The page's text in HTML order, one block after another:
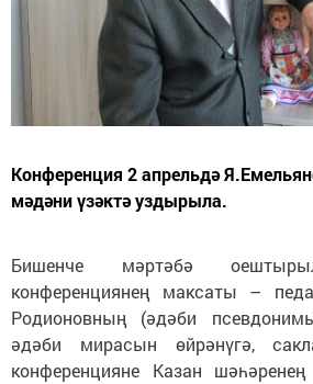
Конференция 2 апрельдә
мәдәни үзәктә уздырыла.
Бишенче мәртәбә
конференциянең максаты –
Родионовның (әдәби
әдәби мирасын өйрәнүгә,
конференцияне Казан